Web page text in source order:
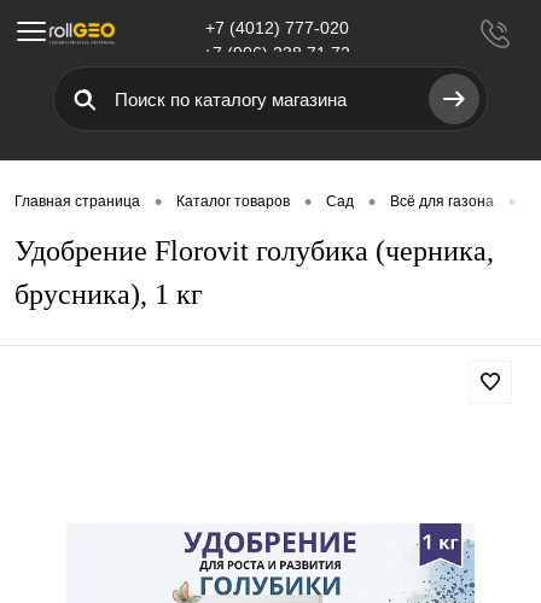
Меню
+7 (4012) 777-020
+7 (906) 238 71 72
Главная страница • Каталог товаров • Сад • Всё для газона •
Удобрение Florovit голубика (черника,
брусника), 1 кг